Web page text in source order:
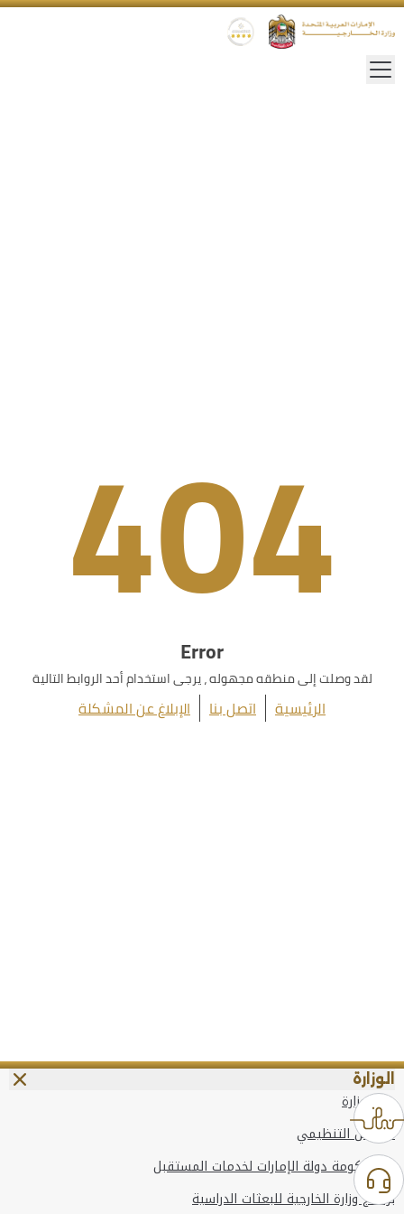
404
Error
لقد وصلت إلى منطقه مجهوله ، يرجى استخدام أحد الروابط التالية
الرئيسية اتصل بنا الإبلاغ عن المشكلة
الوزارة
عن الوزارة
الهيكل التنظيمي
وعد حكومة دولة الإمارات لخدمات المستقبل
برنامج وزارة الخارجية للبعثات الدراسية